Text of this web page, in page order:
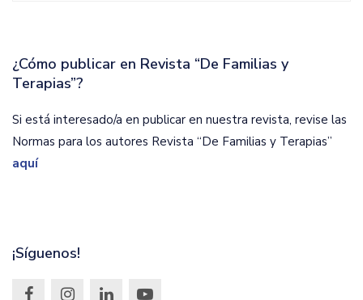
¿Cómo publicar en Revista “De Familias y
Terapias”?
Si está interesado/a en publicar en nuestra revista, revise las
Normas para los autores Revista “De Familias y Terapias”
aquí
¡Síguenos!